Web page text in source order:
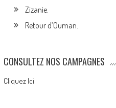
Zizanie.
Retour d’Ouman.
CONSULTEZ NOS CAMPAGNES
Cliquez Ici